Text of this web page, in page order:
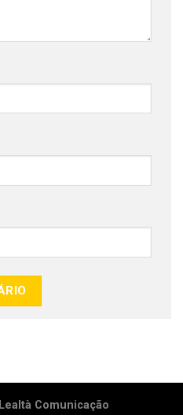
Lealtà Comunicação